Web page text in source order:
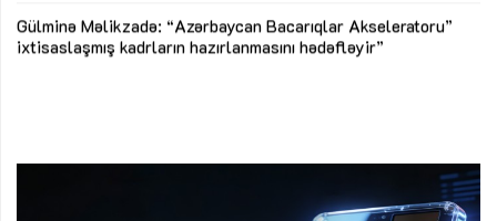
Gülminə Məlikzadə: “Azərbaycan Bacarıqlar Akseleratoru”
ixtisaslaşmış kadrların hazırlanmasını hədəfləyir”